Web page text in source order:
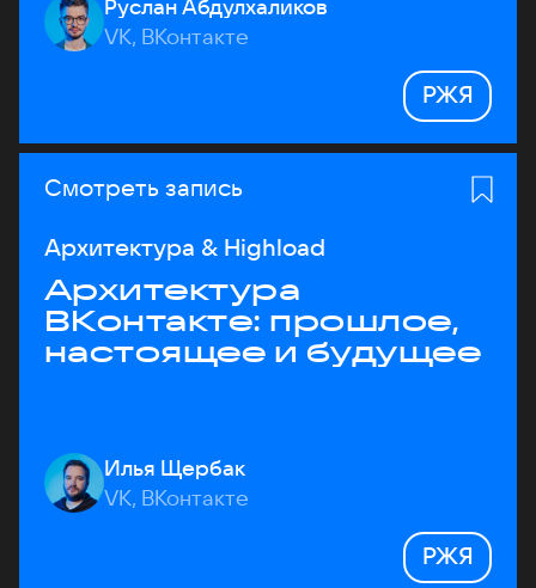
Руслан Абдулхаликов
VK, ВКонтакте
РЖЯ
Смотреть запись
Архитектура & Highload
Архитектура
ВКонтакте: прошлое,
настоящее и будущее
Илья Щербак
VK, ВКонтакте
РЖЯ